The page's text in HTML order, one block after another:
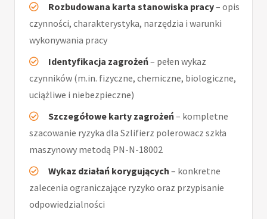
Rozbudowana karta stanowiska pracy– opis
czynności, charakterystyka, narzędzia i warunki
wykonywania pracy
Identyfikacja zagrożeń– pełen wykaz
czynników (m.in. fizyczne, chemiczne, biologiczne,
uciążliwe i niebezpieczne)
Szczegółowe karty zagrożeń– kompletne
szacowanie ryzyka dla Szlifierz polerowacz szkła
maszynowy metodą PN-N-18002
Wykaz działań korygujących – konkretne
zalecenia ograniczające ryzyko oraz przypisanie
odpowiedzialności